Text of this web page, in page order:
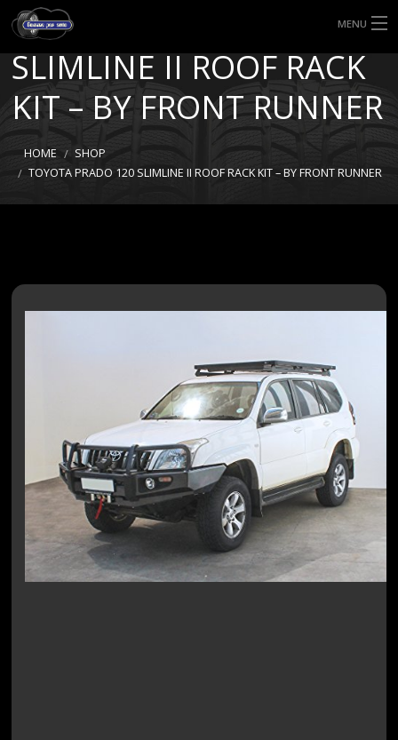
MENU
HOME
TIPI DI GOMME
MISURE GOMME
TOYOTA PRADO 120
SLIMLINE II ROOF RACK
KIT – BY FRONT RUNNER
HOME
SHOP
TOYOTA PRADO 120 SLIMLINE II ROOF RACK KIT – BY FRONT RUNNER